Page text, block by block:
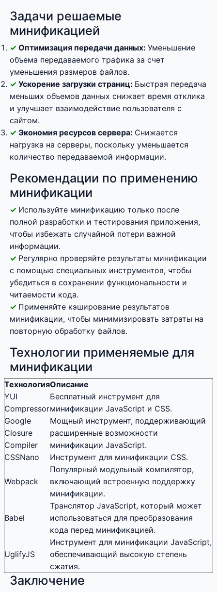
Задачи решаемые
минификацией
Оптимизация передачи данных: Уменьшение
объема передаваемого трафика за счет
уменьшения размеров файлов.
Ускорение загрузки страниц: Быстрая передача
меньших объемов данных снижает время отклика
и улучшает взаимодействие пользователя с
сайтом.
Экономия ресурсов сервера: Снижается
нагрузка на серверы, поскольку уменьшается
количество передаваемой информации.
Рекомендации по применению
минификации
Используйте минификацию только после
полной разработки и тестирования приложения,
чтобы избежать случайной потери важной
информации.
Регулярно проверяйте результаты минификации
с помощью специальных инструментов, чтобы
убедиться в сохранении функциональности и
читаемости кода.
Применяйте кэширование результатов
минификации, чтобы минимизировать затраты на
повторную обработку файлов.
Технологии применяемые для
минификации
ТехнологияОписание
YUI
Compressor
Бесплатный инструмент для
минификации JavaScript и CSS.
Google
Closure
Compiler
Мощный инструмент, поддерживающий
расширенные возможности
минификации JavaScript.
CSSNano
Инструмент для минификации CSS.
Webpack
Популярный модульный компилятор,
включающий встроенную поддержку
минификации.
Babel
Транслятор JavaScript, который может
использоваться для преобразования
кода перед минификацией.
UglifyJS
Инструмент для минификации JavaScript,
обеспечивающий высокую степень
сжатия.
Заключение